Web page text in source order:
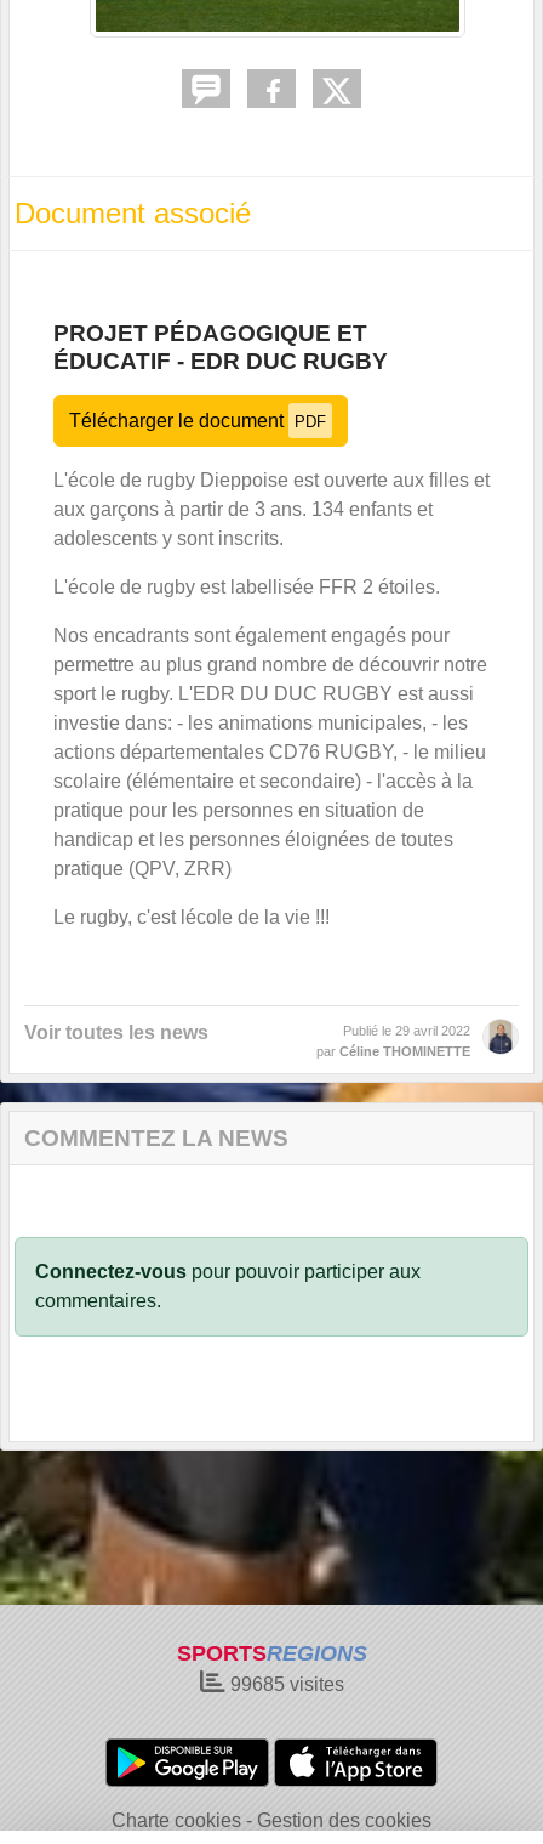
Document associé
PROJET PÉDAGOGIQUE ET
ÉDUCATIF - EDR DUC RUGBY
Télécharger le document PDF
L'école de rugby Dieppoise est ouverte aux filles et
aux garçons à partir de 3 ans. 134 enfants et
adolescents y sont inscrits.
L'école de rugby est labellisée FFR 2 étoiles.
Nos encadrants sont également engagés pour
permettre au plus grand nombre de découvrir notre
sport le rugby. L'EDR DU DUC RUGBY est aussi
investie dans: - les animations municipales, - les
actions départementales CD76 RUGBY, - le milieu
scolaire (élémentaire et secondaire) - l'accès à la
pratique pour les personnes en situation de
handicap et les personnes éloignées de toutes
pratique (QPV, ZRR)
Le rugby, c'est lécole de la vie !!!
Voir toutes les news Publié le 29 avril 2022
par Céline THOMINETTE
COMMENTEZ LA NEWS
Connectez-vous pour pouvoir participer aux
commentaires.
SPORTSREGIONS
99685visites
Charte cookies
Gestion des cookies